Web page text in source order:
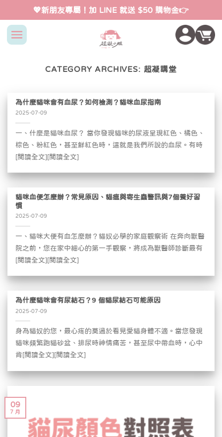
content
💖新朋友專屬！加 LINE 就送 $50 購物金👉
CATEGORY ARCHIVES: 超凝講堂
為什麼貓咪會有血尿？如何檢測？貓咪血尿指南
2025-07-09
一、什麼是貓咪血尿？ 當你發現貓咪的尿液呈現紅色、橘色、
棕色、粉紅色，甚至鮮紅色時，這就是我們所說的血尿。有時
[閱讀全文][閱讀全文]
貓咪血便怎麼辦？常見原因、貓瘟與寄生蟲警訊與7個養好習
慣
2025-07-09
一、貓咪大便有血怎麼辦？貓奴必學的家庭觀察術 在奔向獸醫
院之前，您在家中細心的第一手觀察，將成為獸醫師診斷最有
[閱讀全文][閱讀全文]
為什麼貓咪會有尿結石？9 個貓尿結石可能原因
2025-07-09
身為貓奴的您，最心疼的莫過於看見愛貓身體不適。當您發現
貓咪頻繁跑貓砂盆、排尿時神情痛苦，甚至尿中帶血時，心中
肯[閱讀全文][閱讀全文]
09
7 月